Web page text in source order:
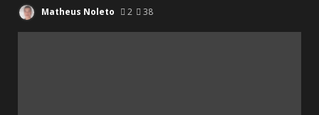
Matheus Noleto 2 38